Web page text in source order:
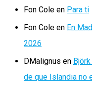
Fon Cole en Para ti
Fon Cole en En
2026
DMalignus en
de que Islandia no